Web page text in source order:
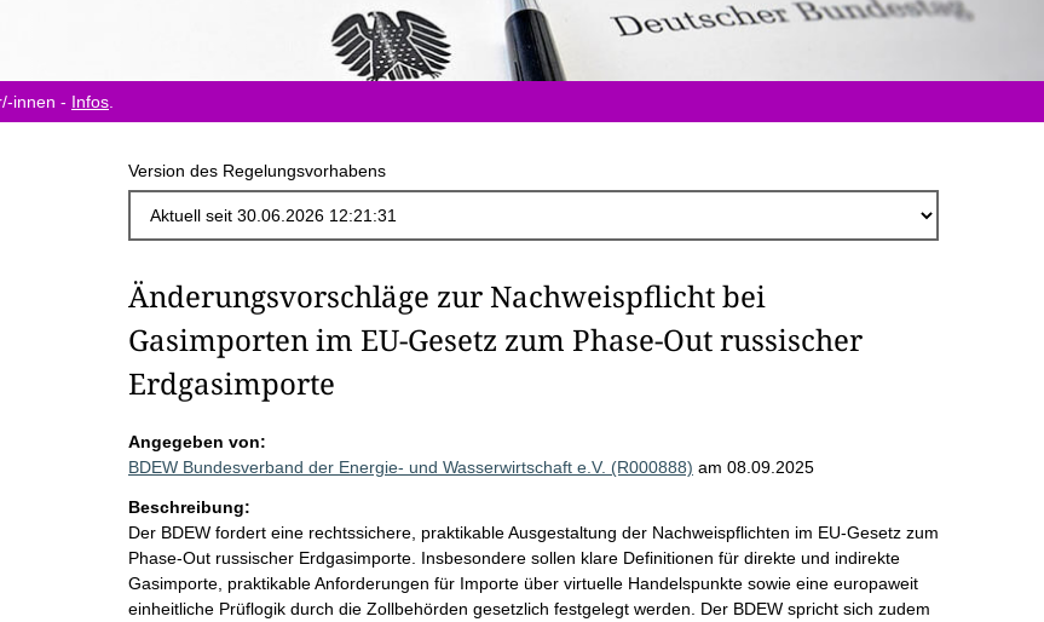
innen - Infos
Version des Regelungsvorhabens
Änderungsvorschläge zur Nachweispflicht bei
Gasimporten im EU-Gesetz zum Phase-Out russischer
Erdgasimporte
Angegeben von:
BDEW Bundesverband der Energie- und Wasserwirtschaft e.V. (R000888) am 08.09.2025
Beschreibung:
Der BDEW fordert eine rechtssichere, praktikable Ausgestaltung der Nachweispflichten im EU-Gesetz zum
Phase-Out russischer Erdgasimporte. Insbesondere sollen klare Definitionen für direkte und indirekte
Gasimporte, praktikable Anforderungen für Importe über virtuelle Handelspunkte sowie eine europaweit
einheitliche Prüflogik durch die Zollbehörden gesetzlich festgelegt werden. Der BDEW spricht sich zudem